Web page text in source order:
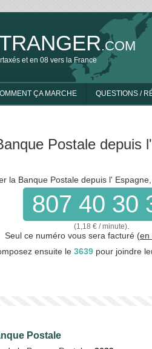
.COM
et en 08 vers la France
ÇA MARCHE QUESTIONS /
Postale depuis
la Banque Postale depuis l'
807 40 30
(1,18 € / minute)
Seul ce numéro vous sera facturé (en
ensuite le 3639pour joindre
Postale